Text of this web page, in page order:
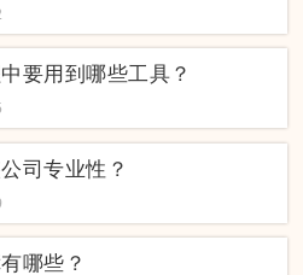
要用到哪些工具？
司专业性？
哪些？